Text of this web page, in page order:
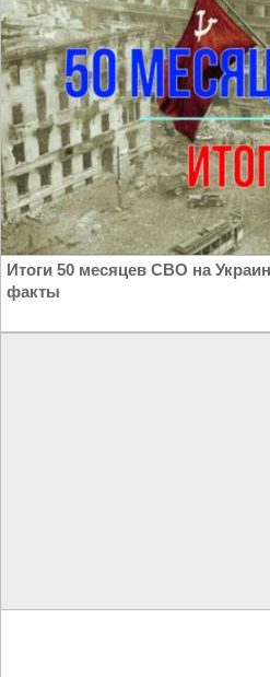
Итоги 50 месяцев СВО на
факты